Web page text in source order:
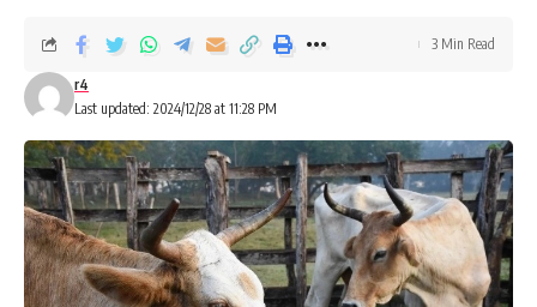
Last updated: 2024/12/28 at 11:28 PM
r4
3 Min Read